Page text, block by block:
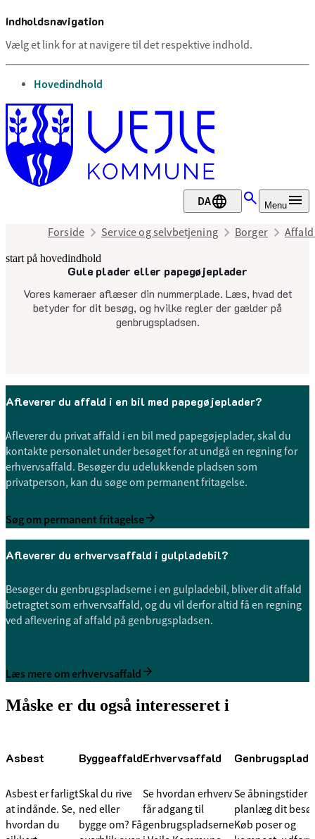
Indholdsnavigation
Vælg et link for at navigere til det respektive indhold.
gå til
Hovedindhold
DA Menu
Forside Service og selvbetjening Borger
start på hovedindhold
Gule plader eller papegøjeplader
Vores kameraer aflæser din nummerplade. Læs, hvad det
betyder for dit besøg, og hvilke regler der gælder på
genbrugspladsen.
senest opdateret 22. april 2026
Afleverer du affald i en bil med papegøjeplader?
Afleverer du privat affald i en bil med papegøjeplader, skal du
kontakte personalet under besøget for at undgå en regning for
erhvervsaffald. Besøger du udelukkende pladsen som
privatperson, kan du søge om permanent fritagelse.
Søg om permanent fritagelse
Afleverer du erhvervsaffald i gulpladebil?
Besøger du genbrugspladserne i en gulpladebil, bliver dit affald
betragtet som erhvervsaffald, og du vil derfor altid få en regning
ved aflevering af affald på genbrugspladsen.
Læs mere om erhvervsaffald
Måske er du også interesseret i
Asbest
Asbest er farligt
at indånde. Se,
hvordan du
Byggeaffald
Skal du rive
ned eller
bygge om? Få
Erhvervsaffald
Se hvordan erhverv
får adgang til
genbrugspladserne
Se åbningstider
planlæg dit
Køb poser og